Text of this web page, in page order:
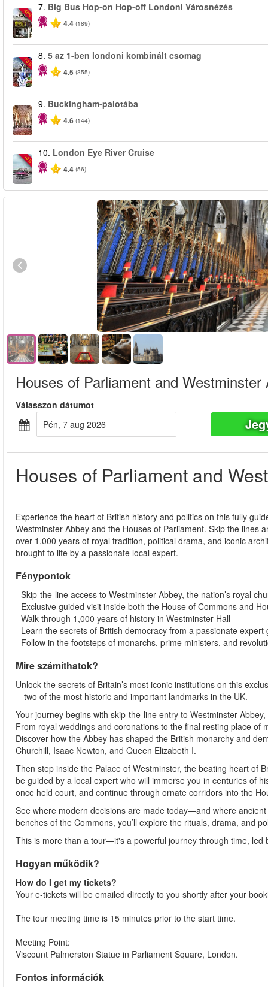
-40%
7. Big Bus Hop-on Hop-off Londoni Városnézés
4.4 (189)
-60%
8. 5 az 1-ben londoni kombinált csomag
4.5 (355)
9. Buckingham-palotába
4.6 (144)
-10%
10. London Eye River Cruise
4.4 (56)
Houses of Parliament and Westminster
Válasszon dátumot
pén, 7 aug 2026
Houses of Parliament and
Experience the heart of British history and politics on this fully
Westminster Abbey and the Houses of Parliament. Skip the lines
over 1,000 years of royal tradition, political drama, and iconic
brought to life by a passionate local expert.
Fénypontok
- Skip-the-line access to Westminster Abbey, the nation’s royal
- Exclusive guided visit inside both the House of Commons and
- Walk through 1,000 years of history in Westminster Hall
- Learn the secrets of British democracy from a passionate expert
- Follow in the footsteps of monarchs, prime ministers, and
Mire számíthatok?
Unlock the secrets of Britain’s most iconic institutions on this
—two of the most historic and important landmarks in the UK.
Your journey begins with skip-the-line entry to Westminster
From royal weddings and coronations to the final resting place
Discover how the Abbey has shaped the British monarchy and
Churchill, Isaac Newton, and Queen Elizabeth I.
Then step inside the Palace of Westminster, the beating heart of
be guided by a local expert who will immerse you in centuries of
once held court, and continue through ornate corridors into the
See where modern decisions are made today—and where
benches of the Commons, you’ll explore the rituals, drama, and
This is more than a tour—it's a powerful journey through time, led
Hogyan működik?
How do I get my tickets?
Your e-tickets will be emailed directly to you shortly after your
The tour meeting time is 15 minutes prior to the start time.
Meeting Point:
Viscount Palmerston Statue in Parliament Square, London.
Fontos információk